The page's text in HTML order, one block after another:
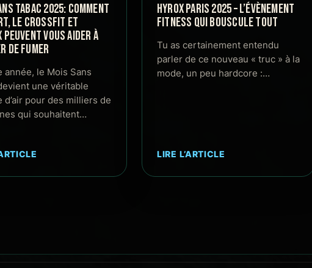
TABAC 2025: COMMENT
LE CROSSFIT ET
PEUVENT VOUS AIDER À
DE FUMER
année, le Mois Sans
une véritable
d’air pour des milliers de
qui souhaitent…
HYROX PARIS 2025 – L’ÉVÈNEMENT
FITNESS QUI BOUSCULE TOUT
Tu as certainement entendu
parler de ce nouveau « truc » à la
mode, un peu hardcore :…
LIRE L’ARTICLE